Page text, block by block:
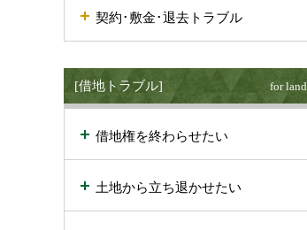
契約･敷金･退去トラブル
[借地トラブル] for land
借地権を終わらせたい
土地から立ち退かせたい